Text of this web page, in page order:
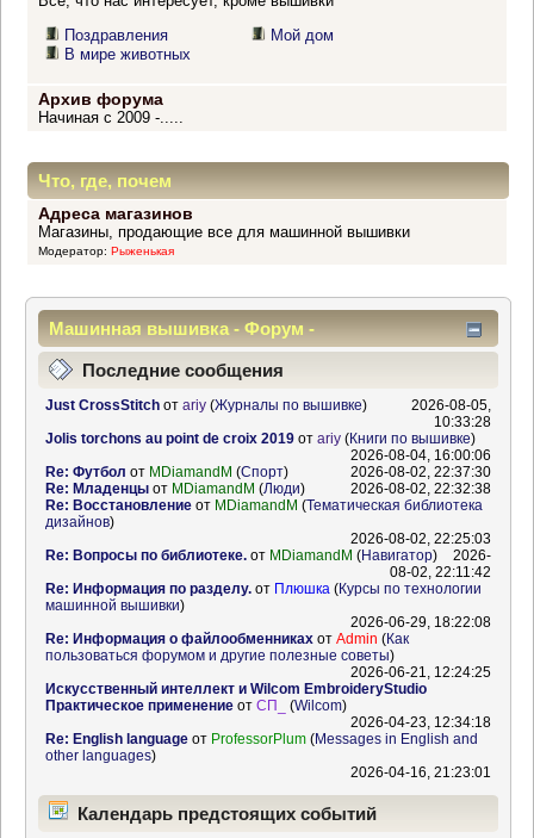
Поздравления
В мире животных
Мой дом
Архив форума
Начиная с 2009 -.....
Что, где, почем
Адреса магазинов
Магазины, продающие все для машинной вышивки
Модератор: Рыженькая
Машинная вышивка - Форум -
Информационный центр
Последние сообщения
Just CrossStitchот ariy(Журналы по вышивке)
2026-08-05,
10:33:28
Jolis torchons au point de croix 2019от ariy(Книги по вышивке)
2026-08-04, 16:00:06
Re: Футбол от MDiamandM (Спорт)
2026-08-02, 22:37:30
Re: Младенцыот MDiamandM (Люди)
2026-08-02, 22:32:38
Re: Восстановлениеот MDiamandM (Тематическая библиотека
дизайнов)
2026-08-02, 22:25:03
Re: Вопросы по библиотеке.от MDiamandM (Навигатор)
2026-
08-02, 22:11:42
Re: Информация по разделу.от Плюшка (Курсы по технологии
машинной вышивки)
2026-06-29, 18:22:08
Re: Информация о файлообменникахот Admin (Как
пользоваться форумом и другие полезные советы)
2026-06-21, 12:24:25
Искусственный интеллект и Wilcom EmbroideryStudio
Практическое применениеот СП_ (Wilcom)
2026-04-23, 12:34:18
Re: English languageот ProfessorPlum(Messages in English and
other languages)
2026-04-16, 21:23:01
Календарь предстоящих событий